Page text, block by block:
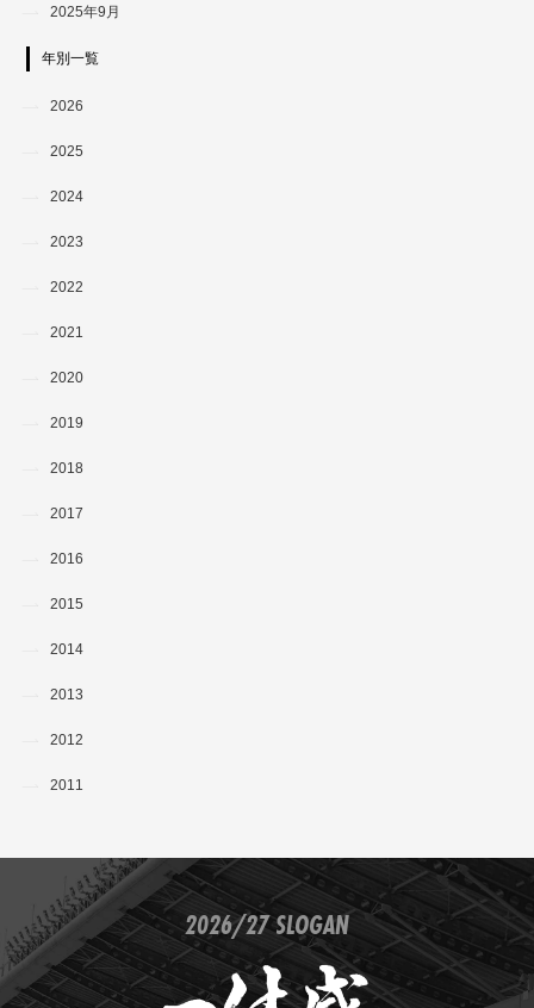
2025年9月
年別一覧
2026
2025
2024
2023
2022
2021
2020
2019
2018
2017
2016
2015
2014
2013
2012
2011
2026/27 SLOGAN